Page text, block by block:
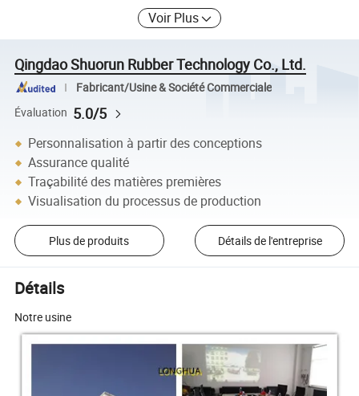
Voir Plus
Qingdao Shuorun Rubber Technology Co., Ltd.
Fabricant/Usine & Société Commerciale
Évaluation 5.0/5
Personnalisation à partir des conceptions
Assurance qualité
Traçabilité des matières premières
Visualisation du processus de production
Plus de produits Détails de l'entreprise
Détails
Notre usine